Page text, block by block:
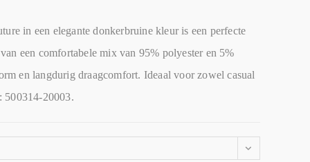
in een elegante donkerbruine kleur is een perfecte
een comfortabele mix van 95% polyester en 5%
en langdurig draagcomfort. Ideaal voor zowel casual
500314-20003.